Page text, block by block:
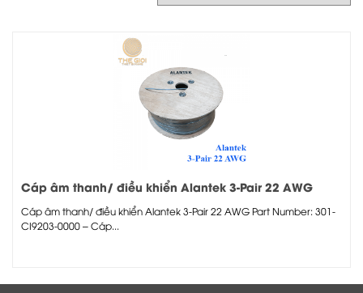
Cáp âm thanh/ điều khiển Alantek 3-Pair 22 AWG
Cáp âm thanh/ điều khiển Alantek 3-Pair 22 AWG Part Number: 301-
CI9203-0000 – Cáp...